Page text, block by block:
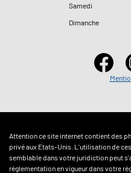
Samedi
Dimanche
Attention ce site internet contient des
privé aux Etats-Unis. L'utilisation de
semblable dans votre juridiction peut
réglementation en vigueur dans votre